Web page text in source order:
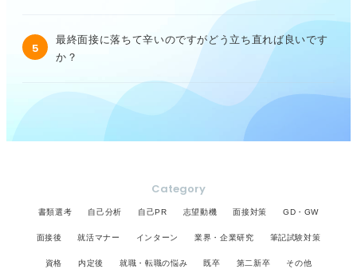
5
最終面接に落ちて辛いのですがどう立ち直れば良いです
か？
Category
書類選考 自己分析 自己PR 志望動機 面接対策 GD・GW
面接後 就活マナー インターン 業界・企業研究 筆記試験対策
資格 内定後 就職・転職の悩み 既卒 第二新卒 その他